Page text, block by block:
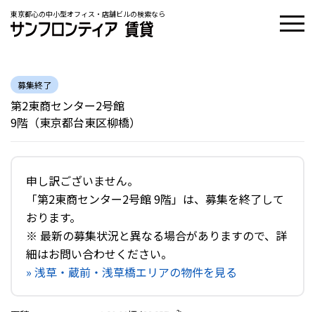
東京都心の中小型オフィス・店舗ビルの検索なら
募集終了
第2東商センター2号館
9階（東京都台東区柳橋）
申し訳ございません。
「第2東商センター2号館 9階」は、募集を終了して
おります。
※ 最新の募集状況と異なる場合がありますので、詳
細はお問い合わせください。
» 浅草・蔵前・浅草橋エリアの物件を見る